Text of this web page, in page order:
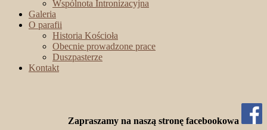
Wspólnota Intronizacyjna
Galeria
O parafii
Historia Kościoła
Obecnie prowadzone prace
Duszpasterze
Kontakt
Zapraszamy na naszą stronę facebookowa